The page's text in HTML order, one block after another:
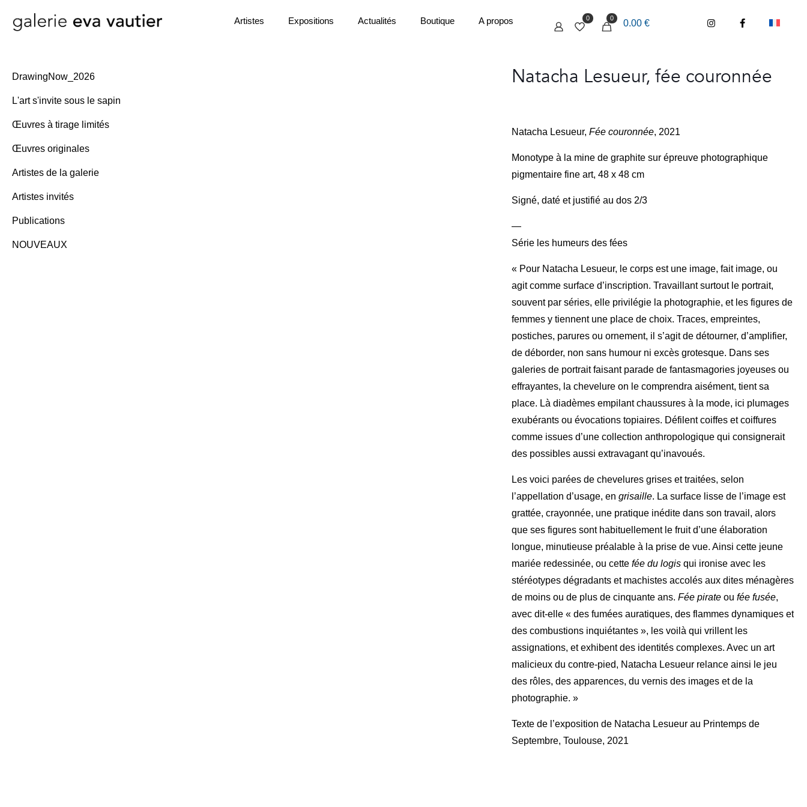
Artistes Expositions Actualités Boutique A propos 0 0
0.00 €
Natacha Lesueur, fée couronnée
Natacha Lesueur, Fée couronnée, 2021
Monotype à la mine de graphite sur épreuve photographique
pigmentaire fine art, 48 x 48 cm
Signé, daté et justifié au dos 2/3
—
Série les humeurs des fées
« Pour Natacha Lesueur, le corps est une image, fait image, ou
agit comme surface d’inscription. Travaillant surtout le portrait,
souvent par séries, elle privilégie la photographie, et les figures de
femmes y tiennent une place de choix. Traces, empreintes,
postiches, parures ou ornement, il s’agit de détourner, d’amplifier,
de déborder, non sans humour ni excès grotesque. Dans ses
galeries de portrait faisant parade de fantasmagories joyeuses ou
effrayantes, la chevelure on le comprendra aisément, tient sa
place. Là diadèmes empilant chaussures à la mode, ici plumages
exubérants ou évocations topiaires. Défilent coiffes et coiffures
comme issues d’une collection anthropologique qui consignerait
des possibles aussi extravagant qu’inavoués.
Les voici parées de chevelures grises et traitées, selon
l’appellation d’usage, en grisaille. La surface lisse de l’image est
grattée, crayonnée, une pratique inédite dans son travail, alors
que ses figures sont habituellement le fruit d’une élaboration
longue, minutieuse préalable à la prise de vue. Ainsi cette jeune
mariée redessinée, ou cette fée du logis qui ironise avec les
stéréotypes dégradants et machistes accolés aux dites ménagères
de moins ou de plus de cinquante ans. Fée pirate ou fée fusée,
avec dit-elle « des fumées auratiques, des flammes dynamiques et
des combustions inquiétantes », les voilà qui vrillent les
assignations, et exhibent des identités complexes. Avec un art
malicieux du contre-pied, Natacha Lesueur relance ainsi le jeu
des rôles, des apparences, du vernis des images et de la
photographie. »
Texte de l’exposition de Natacha Lesueur au Printemps de
Septembre, Toulouse, 2021
DrawingNow_2026
L'art s'invite sous le sapin
Œuvres à tirage limités
Œuvres originales
Artistes de la galerie
Artistes invités
Publications
NOUVEAUX
Adresse
Galerie Eva Vautier
2 rue Vernier Quartier
Libération 06100
Nice France
Inscrivez-vous sur la Newsletter